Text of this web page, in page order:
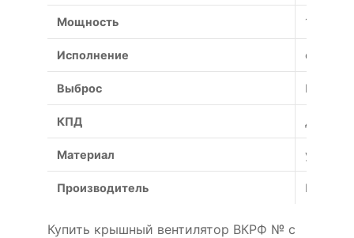
Мощность 11 кВт
Исполнение
Выброс
КПД До 75%
Материал
Производитель Россия
Купить крышный вентилятор ВКРФ № с